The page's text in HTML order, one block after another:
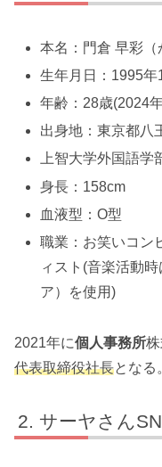
本名：門倉 早彩（
生年月日：1995年
年齢：28歳(2024
出身地：東京都八
上智大学外国語学
身長：158cm
血液型：O型
職業：お笑いコン
ィスト(音楽活動
ア）を使用)
2021年に個人事務所
代表取締役社長となる
サーヤさん